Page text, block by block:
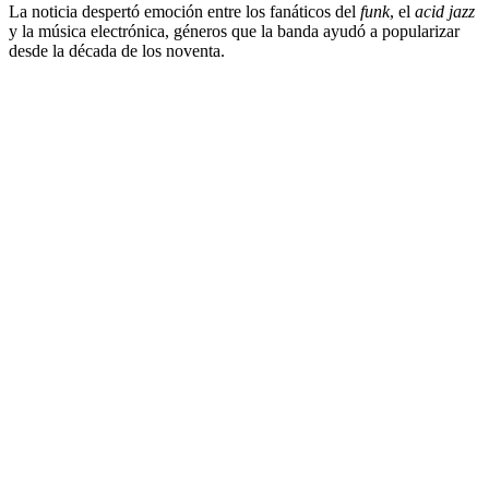
La noticia despertó emoción entre los fanáticos del funk, el acid jazz
y la música electrónica, géneros que la banda ayudó a popularizar
desde la década de los noventa.